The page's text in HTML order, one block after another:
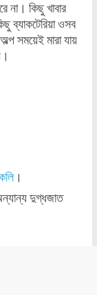
না। কিছু খাবার
ব্যাকটেরিয়া ওসব
সময়েই মারা যায়
।
দুগ্ধজাত